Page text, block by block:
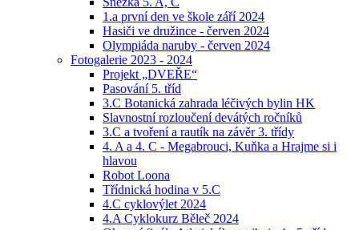
1.a první den ve škole září 2024
Hasiči ve družince - červen 2024
Olympiáda naruby - červen 2024
Fotogalerie 2023 - 2024
Projekt „DVEŘE“
Pasování 5. tříd
3.C Botanická zahrada léčivých bylin HK
Slavnostní rozloučení devátých ročníků
3.C a tvoření a rautík na závěr 3. třídy
4. A a 4. C - Megabrouci, Kuňka a Hrajme si i
hlavou
Robot Loona
Třídnická hodina v 5.C
4.C cyklovýlet 2024
4.A Cyklokurz Běleč 2024